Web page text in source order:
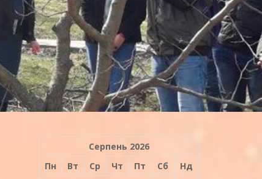
Серпень 2026
Пн
Вт Ср Чт Пт Сб
Нд